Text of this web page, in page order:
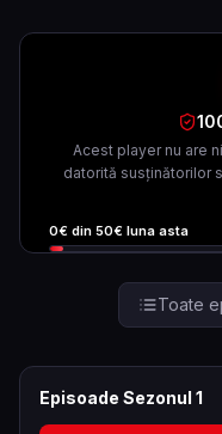
Acest player nu are
datorită susținătorilor
0€ din 50€ luna asta
Toate
Episoade Sezonul 1